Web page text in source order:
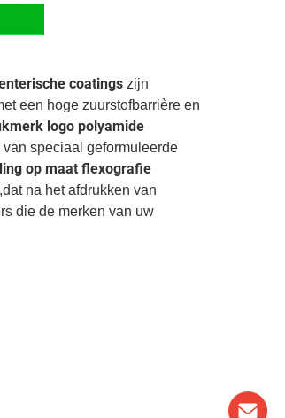
coatings zijn
een hoge zuurstofbarrière en
logo polyamide
speciaal geformuleerde
op maat flexografie
na het afdrukken van
die de merken van uw